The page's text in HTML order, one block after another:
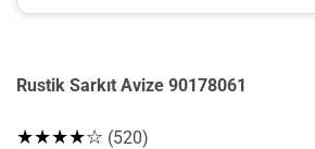
Rustik Sarkıt Avize 90178061
★★★★☆ (520)